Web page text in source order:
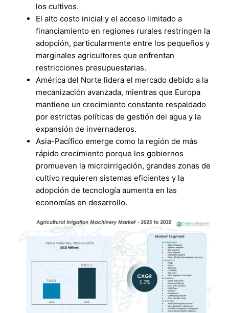
los cultivos.
El alto costo inicial y el acceso limitado a
financiamiento en regiones rurales restringen la
adopción, particularmente entre los pequeños y
marginales agricultores que enfrentan
restricciones presupuestarias.
América del Norte lidera el mercado debido a la
mecanización avanzada, mientras que Europa
mantiene un crecimiento constante respaldado
por estrictas políticas de gestión del agua y la
expansión de invernaderos.
Asia-Pacífico emerge como la región de más
rápido crecimiento porque los gobiernos
promueven la microirrigación, grandes zonas de
cultivo requieren sistemas eficientes y la
adopción de tecnología aumenta en las
economías en desarrollo.